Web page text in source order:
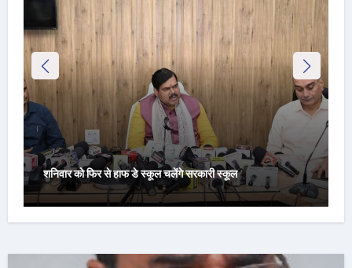
शनिवार को फिर से हाफ डे स्कूल चलेंगे सरकारी स्कूल